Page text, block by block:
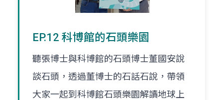
EP.12 科博館的石頭樂園
聽張博士與科博館的石頭博士董國安說
談石頭，透過董博士的石話石說，帶領
大家一起到科博館石頭樂園解讀地球上